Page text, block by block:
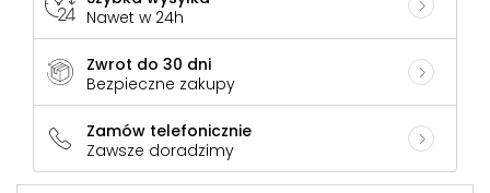
Nawet w 24h
Zwrot do 30 dni
Bezpieczne zakupy
Zamów telefonicznie
Zawsze doradzimy